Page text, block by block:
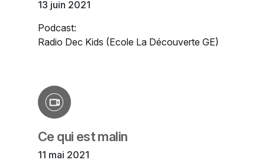
13 juin 2021
Podcast:
Radio Dec Kids (Ecole La Découverte GE)
Ce qui est malin
11 mai 2021